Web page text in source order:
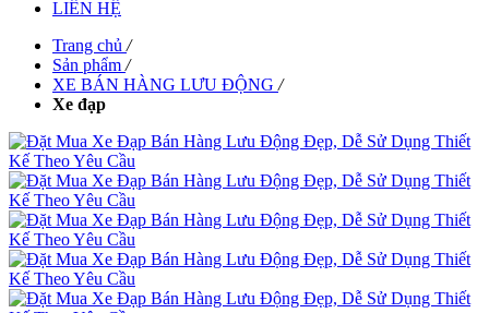
LIÊN HỆ
Trang chủ /
Sản phẩm /
XE BÁN HÀNG LƯU ĐỘNG /
Xe đạp